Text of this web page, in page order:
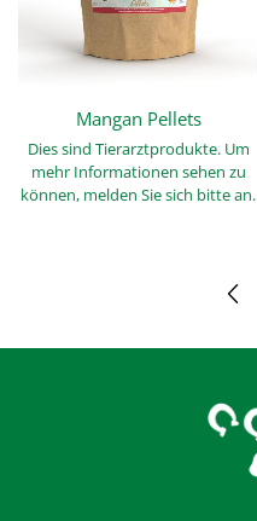
Mangan Pellets
Dies sind Tierarztprodukte. Um
mehr Informationen sehen zu
können, melden Sie sich bitte an.